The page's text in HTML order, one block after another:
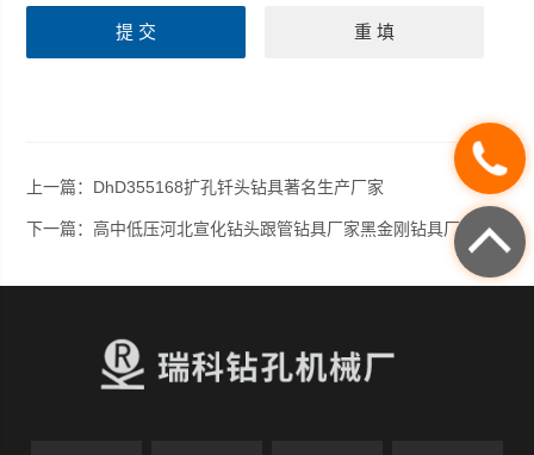
上一篇： DhD355168扩孔钎头钻具著名生产厂家
下一篇：高中低压河北宣化钻头跟管钻具厂家黑金刚钻具厂家价格直销